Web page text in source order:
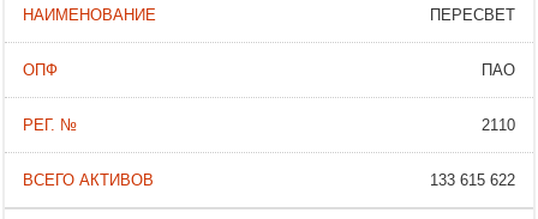
ПЕРЕСВЕТ
ПАО
2110
133 615 622